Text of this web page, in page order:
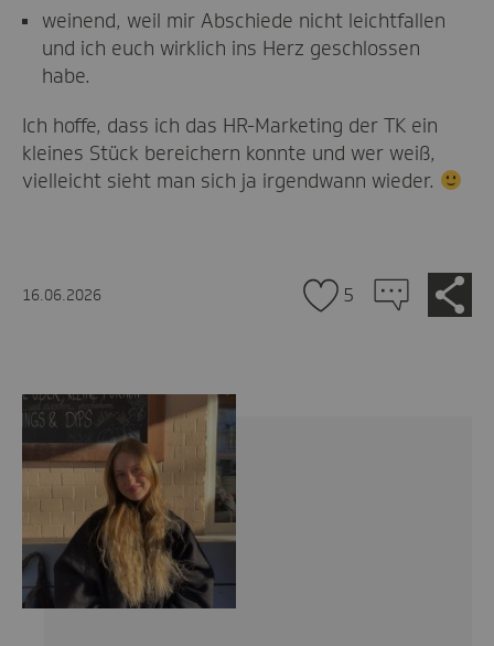
weinend, weil mir Abschiede nicht leichtfallen
und ich euch wirklich ins Herz geschlossen
habe.
Ich hoffe, dass ich das HR-Marketing der TK ein
kleines Stück bereichern konnte und wer weiß,
vielleicht sieht man sich ja irgendwann wieder.
16.06.2026 5
Zu
den